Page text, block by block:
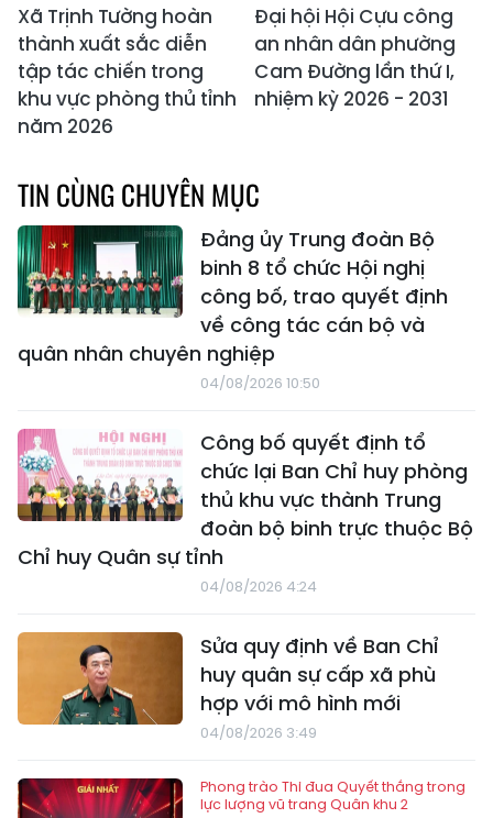
Xã Trịnh Tường hoàn
thành xuất sắc diễn
tập tác chiến trong
khu vực phòng thủ tỉnh
năm 2026
Đại hội Hội Cựu công
an nhân dân phường
Cam Đường lần thứ I,
nhiệm kỳ 2026 - 2031
TIN CÙNG CHUYÊN MỤC
Đảng ủy Trung đoàn Bộ
binh 8 tổ chức Hội nghị
công bố, trao quyết định
về công tác cán bộ và
quân nhân chuyên nghiệp
04/08/2026 10:50
Công bố quyết định tổ
chức lại Ban Chỉ huy phòng
thủ khu vực thành Trung
đoàn bộ binh trực thuộc Bộ
Chỉ huy Quân sự tỉnh
04/08/2026 4:24
Sửa quy định về Ban Chỉ
huy quân sự cấp xã phù
hợp với mô hình mới
04/08/2026 3:49
Phong trào Thi đua Quyết thắng trong
lực lượng vũ trang Quân khu 2